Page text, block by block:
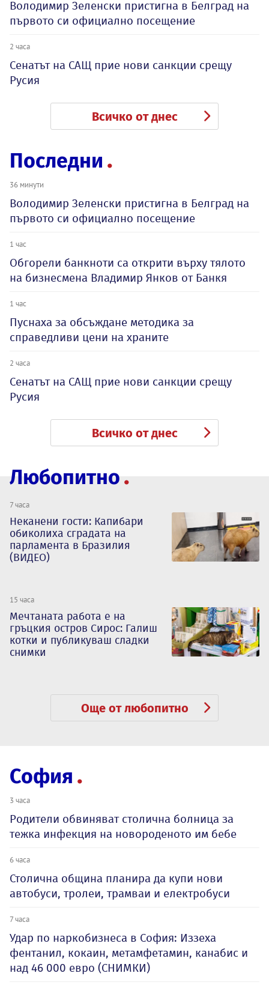
Володимир Зеленски пристигна в Белград на
първото си официално посещение
2 часа
Сенатът на САЩ прие нови санкции срещу
Русия
Всичко от днес
Последни
36 минути
Володимир Зеленски пристигна в Белград на
първото си официално посещение
1 час
Обгорели банкноти са открити върху тялото
на бизнесмена Владимир Янков от Банкя
1 час
Пуснаха за обсъждане методика за
справедливи цени на храните
2 часа
Сенатът на САЩ прие нови санкции срещу
Русия
Всичко от днес
Любопитно
7 часа
Неканени гости: Капибари
обиколиха сградата на
парламента в Бразилия
(ВИДЕО)
15 часа
Мечтаната работа е на
гръцкия остров Сирос: Галиш
котки и публикуваш сладки
снимки
Още от любопитно
София
3 часа
Родители обвиняват столична болница за
тежка инфекция на новороденото им бебе
6 часа
Столична община планира да купи нови
автобуси, тролеи, трамваи и електробуси
7 часа
Удар по наркобизнеса в София: Иззеха
фентанил, кокаин, метамфетамин, канабис и
над 46 000 евро (СНИМКИ)